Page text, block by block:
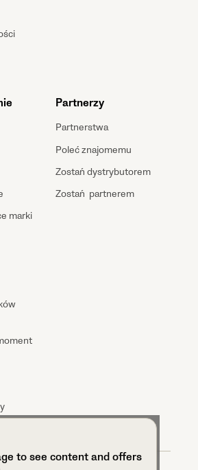
to see content and offers
marki
Partnerzy
Partnerstwa
Poleć znajomemu
Zostań dystrybutorem
Zostań partnerem